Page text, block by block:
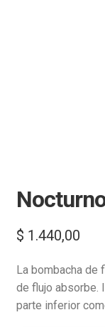
$ 1.440,00
La bombacha de
de flujo absorbe.
parte inferior